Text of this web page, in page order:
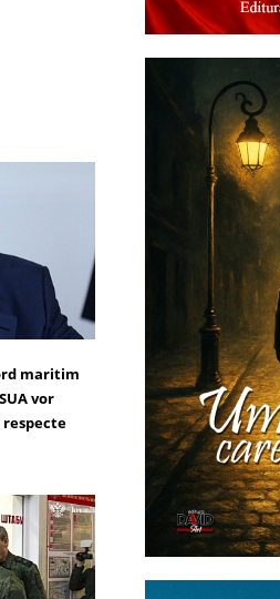
maritim
vor
respecte